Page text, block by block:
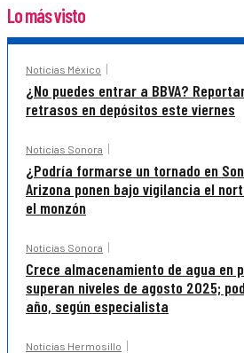
Lo más visto
Noticias México
¿No puedes entrar a BBVA?
retrasos en depósitos este viernes
Noticias Sonora
¿Podría formarse un tornado en
Arizona ponen bajo vigilancia el
el monzón
Noticias Sonora
Crece almacenamiento de agua en
superan niveles de agosto 2025;
año, según especialista
Noticias Hermosillo